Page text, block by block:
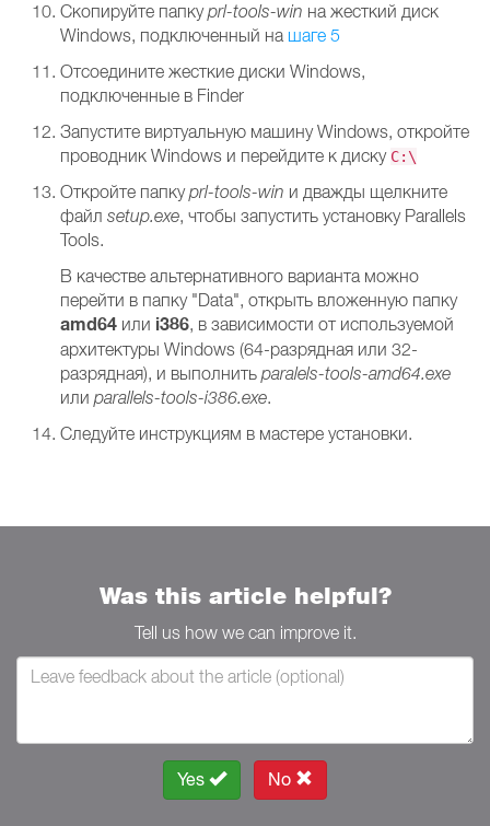
Скопируйте папкуprl-tools-win на жесткий диск
Windows, подключенный на шаге 5
Отсоедините жесткие диски Windows,
подключенные в Finder
Запустите виртуальную машину Windows, откройте
проводник Windows и перейдите к диску C:\
Откройте папкуprl-tools-win и дважды щелкните
файл setup.exe, чтобы запустить установку Parallels
Tools.
В качестве альтернативного варианта можно
перейти в папку "Data", открыть вложенную папку
amd64 или i386, в зависимости от используемой
архитектуры Windows (64-разрядная или 32-
разрядная), и выполнить paralels-tools-amd64.exe
или parallels-tools-i386.exe.
Следуйте инструкциям в мастере установки.
Was this article helpful?
Tell us how we can improve it.
Yes No